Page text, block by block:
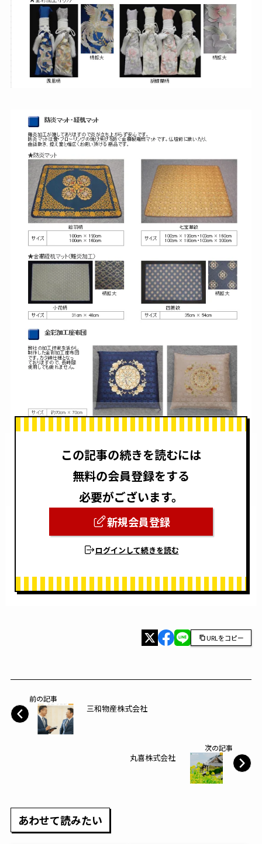
この記事の続きを読むには
無料の会員登録をする
必要がございます。
新規会員登録
ログインして続きを読む
URLをコピー
前の記事
三和物産株式会社
次の記事
丸喜株式会社
あわせて読みたい